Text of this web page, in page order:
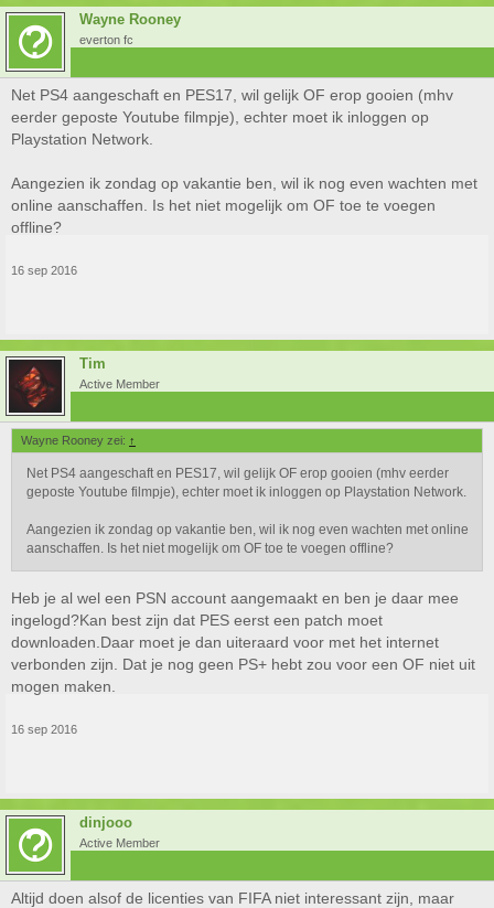
Wayne Rooney
everton fc
Net PS4 aangeschaft en PES17, wil gelijk OF erop gooien (mhv
eerder geposte Youtube filmpje), echter moet ik inloggen op
Playstation Network.
Aangezien ik zondag op vakantie ben, wil ik nog even wachten met
online aanschaffen. Is het niet mogelijk om OF toe te voegen
offline?
16 sep 2016
Tim
Active Member
Wayne Rooney zei: ↑
Net PS4 aangeschaft en PES17, wil gelijk OF erop gooien (mhv eerder
geposte Youtube filmpje), echter moet ik inloggen op Playstation Network.
Aangezien ik zondag op vakantie ben, wil ik nog even wachten met online
aanschaffen. Is het niet mogelijk om OF toe te voegen offline?
Heb je al wel een PSN account aangemaakt en ben je daar mee
ingelogd?Kan best zijn dat PES eerst een patch moet
downloaden.Daar moet je dan uiteraard voor met het internet
verbonden zijn. Dat je nog geen PS+ hebt zou voor een OF niet uit
mogen maken.
16 sep 2016
dinjooo
Active Member
Altijd doen alsof de licenties van FIFA niet interessant zijn, maar